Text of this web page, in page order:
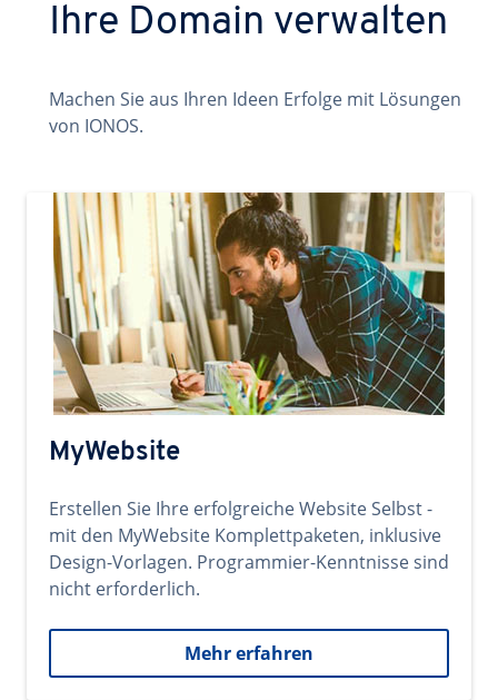
Ihre Domain verwalten
Machen Sie aus Ihren Ideen Erfolge mit Lösungen
von IONOS.
MyWebsite
Erstellen Sie Ihre erfolgreiche Website Selbst -
mit den MyWebsite Komplettpaketen, inklusive
Design-Vorlagen. Programmier-Kenntnisse sind
nicht erforderlich.
Mehr erfahren